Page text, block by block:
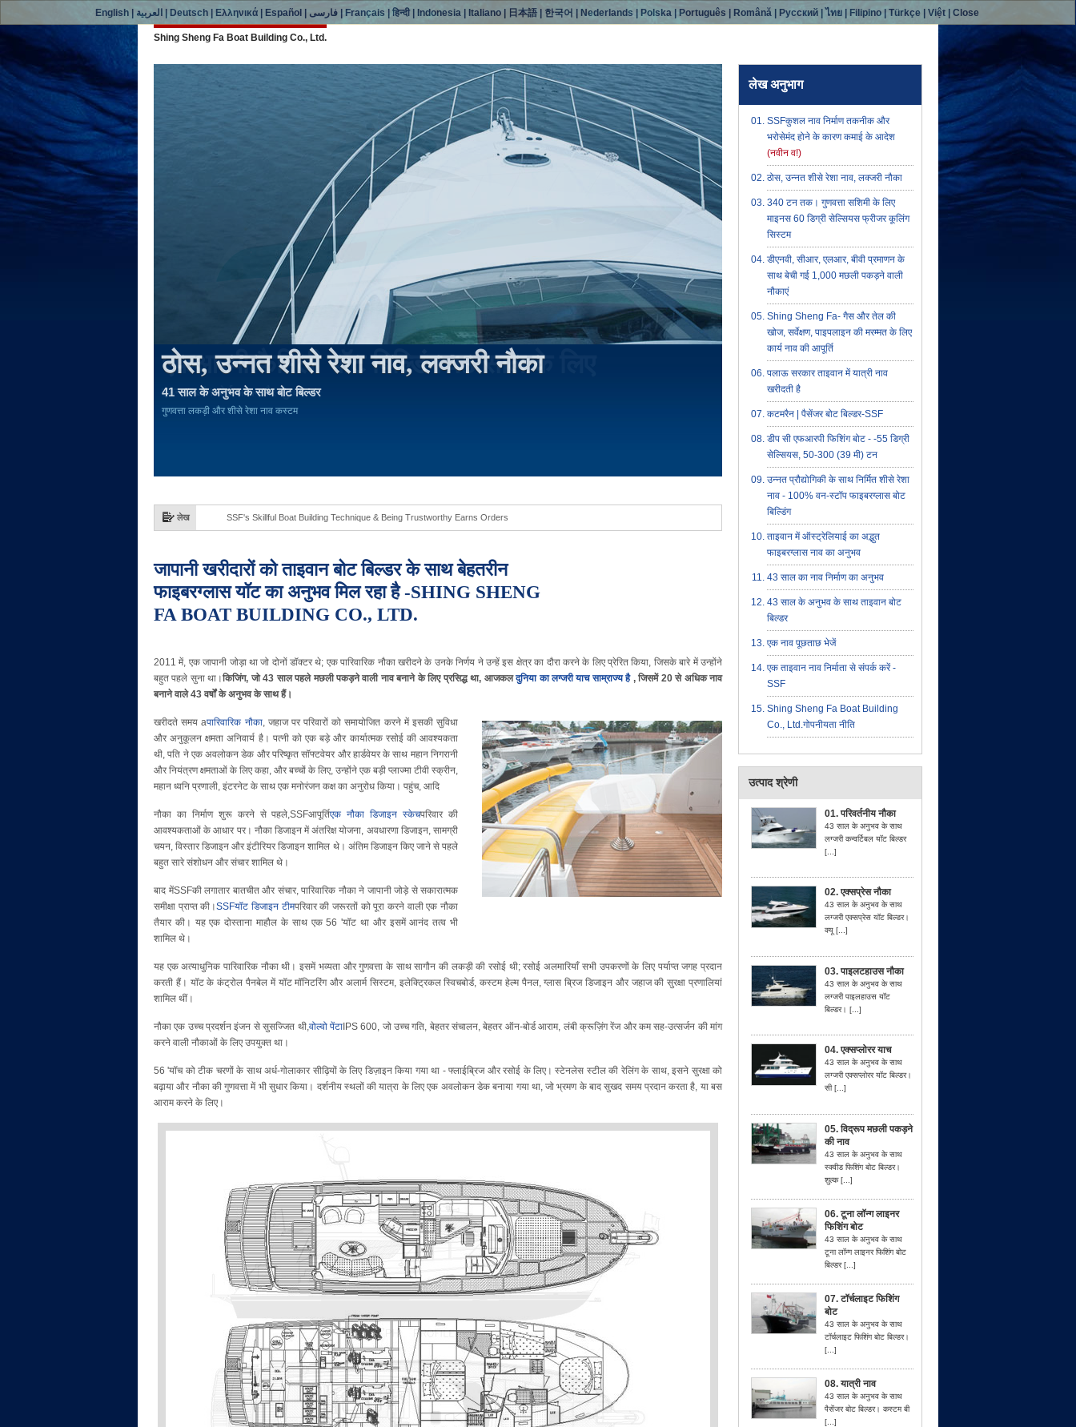
Shing Sheng Fa Boat Building Co., Ltd.
ठोस, उन्नत शीसे रेशा नाव, लक्जरी नौका
41 साल के अनुभव के साथ बोट बिल्डर
गुणवत्ता लकड़ी और शीसे रेशा नाव कस्टम
लेख Solid, Advanced Fiberglass Boat, Luxury Yacht
जापानी खरीदारों को ताइवान बोट बिल्डर के साथ बेहतरीन
फाइबरग्लास यॉट का अनुभव मिल रहा है -SHING SHENG
FA BOAT BUILDING CO., LTD.
2011 में, एक जापानी जोड़ा था जो दोनों डॉक्टर थे; एक पारिवारिक नौका खरीदने के उनके निर्णय ने उन्हें इस क्षेत्र का दौरा करने के लिए प्रेरित किया, जिसके बारे में उन्होंने
बहुत पहले सुना था।किजिंग, जो 43 साल पहले मछली पकड़ने वाली नाव बनाने के लिए प्रसिद्ध था, आजकलदुनिया का लग्जरी याच साम्राज्य है, जिसमें 20 से अधिक नाव
बनाने वाले 43 वर्षों के अनुभव के साथ हैं।
खरीदते समय aपारिवारिक नौका, जहाज पर परिवारों को समायोजित करने में इसकी सुविधा
और अनुकूलन क्षमता अनिवार्य है। पत्नी को एक बड़े और कार्यात्मक रसोई की आवश्यकता
थी, पति ने एक अवलोकन डेक और परिष्कृत सॉफ्टवेयर और हार्डवेयर के साथ महान निगरानी
और नियंत्रण क्षमताओं के लिए कहा, और बच्चों के लिए, उन्होंने एक बड़ी प्लाज्मा टीवी स्क्रीन,
महान ध्वनि प्रणाली, इंटरनेट के साथ एक मनोरंजन कक्ष का अनुरोध किया। पहुंच, आदि
नौका का निर्माण शुरू करने से पहले,SSFआपूर्तिएक नौका डिजाइन स्केचपरिवार की
आवश्यकताओं के आधार पर। नौका डिजाइन में अंतरिक्ष योजना, अवधारणा डिजाइन, सामग्री
चयन, विस्तार डिजाइन और इंटीरियर डिजाइन शामिल थे। अंतिम डिजाइन किए जाने से पहले
बहुत सारे संशोधन और संचार शामिल थे।
बाद मेंSSFकी लगातार बातचीत और संचार, पारिवारिक नौका ने जापानी जोड़े से सकारात्मक
समीक्षा प्राप्त की।SSFयॉट डिजाइन टीमपरिवार की जरूरतों को पूरा करने वाली एक नौका
तैयार की। यह एक दोस्ताना माहौल के साथ एक 56 'यॉट था और इसमें आनंद तत्व भी
शामिल थे।
यह एक अत्याधुनिक पारिवारिक नौका थी। इसमें भव्यता और गुणवत्ता के साथ सागौन की लकड़ी की रसोई थी; रसोई अलमारियाँ सभी उपकरणों के लिए पर्याप्त जगह प्रदान
करती हैं। यॉट के कंट्रोल पैनबेल में यॉट मॉनिटरिंग और अलार्म सिस्टम, इलेक्ट्रिकल स्विचबोर्ड, कस्टम हेल्म पैनल, ग्लास ब्रिज डिजाइन और जहाज की सुरक्षा प्रणालियां
शामिल थीं।
नौका एक उच्च प्रदर्शन इंजन से सुसज्जित थी,वोल्वो पेंटाIPS 600, जो उच्च गति, बेहतर संचालन, बेहतर ऑन-बोर्ड आराम, लंबी क्रूज़िंग रेंज और कम सह-उत्सर्जन की मांग
करने वाली नौकाओं के लिए उपयुक्त था।
56 'यॉच को टीक चरणों के साथ अर्ध-गोलाकार सीढ़ियों के लिए डिज़ाइन किया गया था - फ्लाईब्रिज और रसोई के लिए। स्टेनलेस स्टील की रेलिंग के साथ, इसने सुरक्षा को
बढ़ाया और नौका की गुणवत्ता में भी सुधार किया। दर्शनीय स्थलों की यात्रा के लिए एक अवलोकन डेक बनाया गया था, जो भ्रमण के बाद सुखद समय प्रदान करता है, या बस
आराम करने के लिए।
लेख अनुभाग
SSFकुशल नाव निर्माण तकनीक और
भरोसेमंद होने के कारण कमाई के आदेश
(नवीन व!)
ठोस, उन्नत शीसे रेशा नाव, लक्जरी नौका
340 टन तक। गुणवत्ता सशिमी के लिए
माइनस 60 डिग्री सेल्सियस फ्रीजर कूलिंग
सिस्टम
डीएनवी, सीआर, एलआर, बीवी प्रमाणन के
साथ बेची गई 1,000 मछली पकड़ने वाली
नौकाएं
Shing Sheng Fa- गैस और तेल की
खोज, सर्वेक्षण, पाइपलाइन की मरम्मत के लिए
कार्य नाव की आपूर्ति
पलाऊ सरकार ताइवान में यात्री नाव
खरीदती है
कटमरैन | पैसेंजर बोट बिल्डर-SSF
डीप सी एफआरपी फिशिंग बोट - -55 डिग्री
सेल्सियस, 50-300 (39 मी) टन
उन्नत प्रौद्योगिकी के साथ निर्मित शीसे रेशा
नाव - 100% वन-स्टॉप फाइबरग्लास बोट
बिल्डिंग
ताइवान में ऑस्ट्रेलियाई का अद्भुत
फाइबरग्लास नाव का अनुभव
43 साल का नाव निर्माण का अनुभव
43 साल के अनुभव के साथ ताइवान बोट
बिल्डर
एक नाव पूछताछ भेजें
एक ताइवान नाव निर्माता से संपर्क करें -
SSF
Shing Sheng Fa Boat Building
Co., Ltd.गोपनीयता नीति
उत्पाद श्रेणी
01. परिवर्तनीय नौका
43 साल के अनुभव के साथ
लग्जरी कन्वर्टिबल यॉट बिल्डर
[...]
02. एक्सप्रेस नौका
43 साल के अनुभव के साथ
लग्जरी एक्सप्रेस यॉट बिल्डर।
क्यू [...]
03. पाइलटहाउस नौका
43 साल के अनुभव के साथ
लग्जरी पाइलहाउस यॉट
बिल्डर। [...]
04. एक्सप्लोरर याच
43 साल के अनुभव के साथ
लग्जरी एक्सप्लोरर यॉट बिल्डर।
सी [...]
05. विद्रूप मछली पकड़ने
की नाव
43 साल के अनुभव के साथ
स्क्वीड फिशिंग बोट बिल्डर।
शुल्क [...]
06. टूना लॉन्ग लाइनर
फिशिंग बोट
43 साल के अनुभव के साथ
टूना लॉन्ग लाइनर फिशिंग बोट
बिल्डर [...]
07. टॉर्चलाइट फिशिंग
बोट
43 साल के अनुभव के साथ
टॉर्चलाइट फिशिंग बोट बिल्डर।
[...]
08. यात्री नाव
43 साल के अनुभव के साथ
पैसेंजर बोट बिल्डर। कस्टम बी
[...]
English العربية Deutsch Ελληνικά Español |فارسی Français |हिन्दी| Indonesia Italiano 日本語 한국어 Nederlands Polska Português Română Русский |ไทย Filipino |Türkçe |Việt |Close